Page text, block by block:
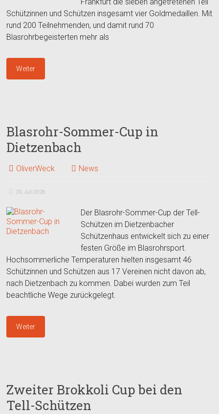
Schützinnen und Schützen insgesamt vier Goldmedaillen. Mit
rund 200 Teilnehmenden, und damit rund 70
Blasrohrbegeisterten mehr als
Weiter
Blasrohr-Sommer-Cup in
Dietzenbach
OliverWeck News
29. Juli 2026
Der Blasrohr-Sommer-Cup der Tell-
Schützen im Dietzenbacher
Schützenhaus entwickelt sich zu einer
festen Größe im Blasrohrsport.
Hochsommerliche Temperaturen hielten insgesamt 46
Schützinnen und Schützen aus 17 Vereinen nicht davon ab,
nach Dietzenbach zu kommen. Dabei wurden zum Teil
beachtliche Wege zurückgelegt.
Weiter
Zweiter Brokkoli Cup bei den
Tell-Schützen